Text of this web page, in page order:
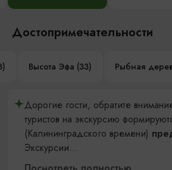
Достопримечательности
Высота Эфа (33) Рыбная
Дорогие гости, обратите
туристов на экскурсию
(Калининградского времени)
Экскурсии...